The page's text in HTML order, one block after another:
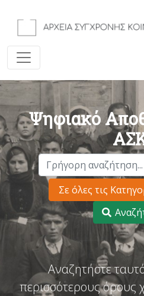
Ψηφιακό
Αναζητήστε
περισσότερους όρους